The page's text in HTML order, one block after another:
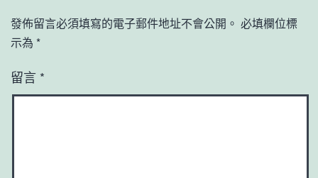
發佈留言必須填寫的電子郵件地址不會公開。 必填欄位標
示為 *
留言 *